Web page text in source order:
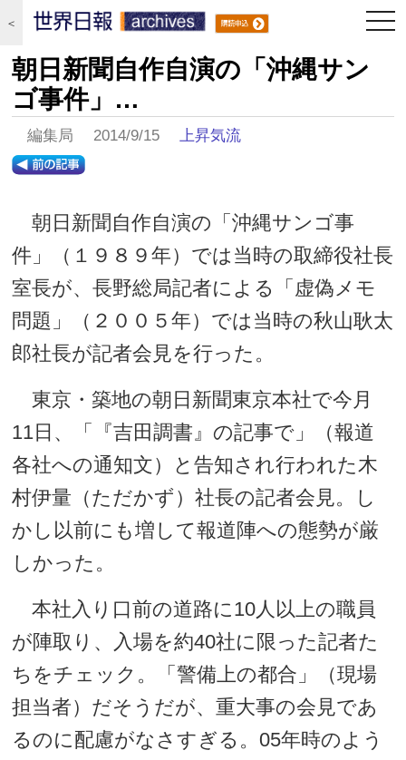
＜
朝日新聞自作自演の「沖縄サン
ゴ事件」…
編集局 2014/9/15上昇気流
朝日新聞自作自演の「沖縄サンゴ事
件」（１９８９年）では当時の取締役社長
室長が、長野総局記者による「虚偽メモ
問題」（２００５年）では当時の秋山耿太
郎社長が記者会見を行った。
東京・築地の朝日新聞東京本社で今月
11日、「『吉田調書』の記事で」（報道
各社への通知文）と告知され行われた木
村伊量（ただかず）社長の記者会見。し
かし以前にも増して報道陣への態勢が厳
しかった。
本社入り口前の道路に10人以上の職員
が陣取り、入場を約40社に限った記者た
ちをチェック。「警備上の都合」（現場
担当者）だそうだが、重大事の会見であ
るのに配慮がなさすぎる。05年時のよう